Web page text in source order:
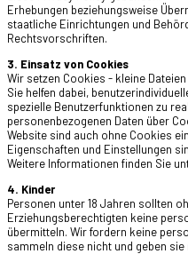
Erhebungen beziehungsweise
staatliche Einrichtungen und
Rechtsvorschriften.
3. Einsatz von Cookies
Wir setzen Cookies - kleine
Sie helfen dabei,
spezielle Benutzerfunktionen zu
personenbezogenen Daten über
Website sind auch ohne Cookies
Eigenschaften und Einstellungen
Weitere Informationen finden Sie
4. Kinder
Personen unter 18 Jahren sollten
Erziehungsberechtigten keine
übermitteln. Wir fordern keine
sammeln diese nicht und geben